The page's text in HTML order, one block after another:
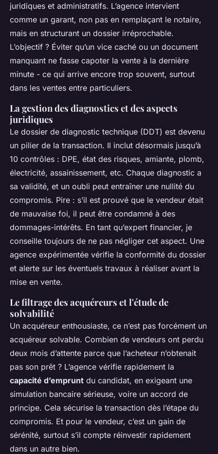
juridiques et administratifs. L’agence intervient
comme un garant, non pas en remplaçant le notaire,
mais en structurant un dossier irréprochable.
L’objectif ? Éviter qu’un vice caché ou un document
manquant ne fasse capoter la vente à la dernière
minute - ce qui arrive encore trop souvent, surtout
dans les ventes entre particuliers.
La gestion des diagnostics et des aspects
juridiques
Le dossier de diagnostic technique (DDT) est devenu
un pilier de la transaction. Il inclut désormais jusqu’à
10 contrôles : DPE, état des risques, amiante, plomb,
électricité, assainissement, etc. Chaque diagnostic a
sa validité, et un oubli peut entraîner une nullité du
compromis. Pire : s’il est prouvé que le vendeur était
de mauvaise foi, il peut être condamné à des
dommages-intérêts. En tant qu’expert financier, je
conseille toujours de ne pas négliger cet aspect. Une
agence expérimentée vérifie la conformité du dossier
et alerte sur les éventuels travaux à réaliser avant la
mise en vente.
Le filtrage des acquéreurs et l'étude de
solvabilité
Un acquéreur enthousiaste, ce n’est pas forcément un
acquéreur solvable. Combien de vendeurs ont perdu
deux mois d’attente parce que l’acheteur n’obtenait
pas son prêt ? L’agence vérifie rapidement la
capacité d’emprunt du candidat, en exigeant une
simulation bancaire sérieuse, voire un accord de
principe. Cela sécurise la transaction dès l’étape du
compromis. Et pour le vendeur, c’est un gain de
sérénité, surtout s’il compte réinvestir rapidement
dans un autre bien.